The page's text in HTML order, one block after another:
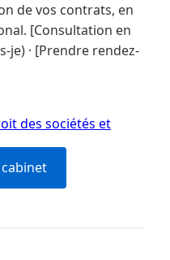
de vos contrats, en
[Consultation en
· [Prendre rendez-
des sociétés et